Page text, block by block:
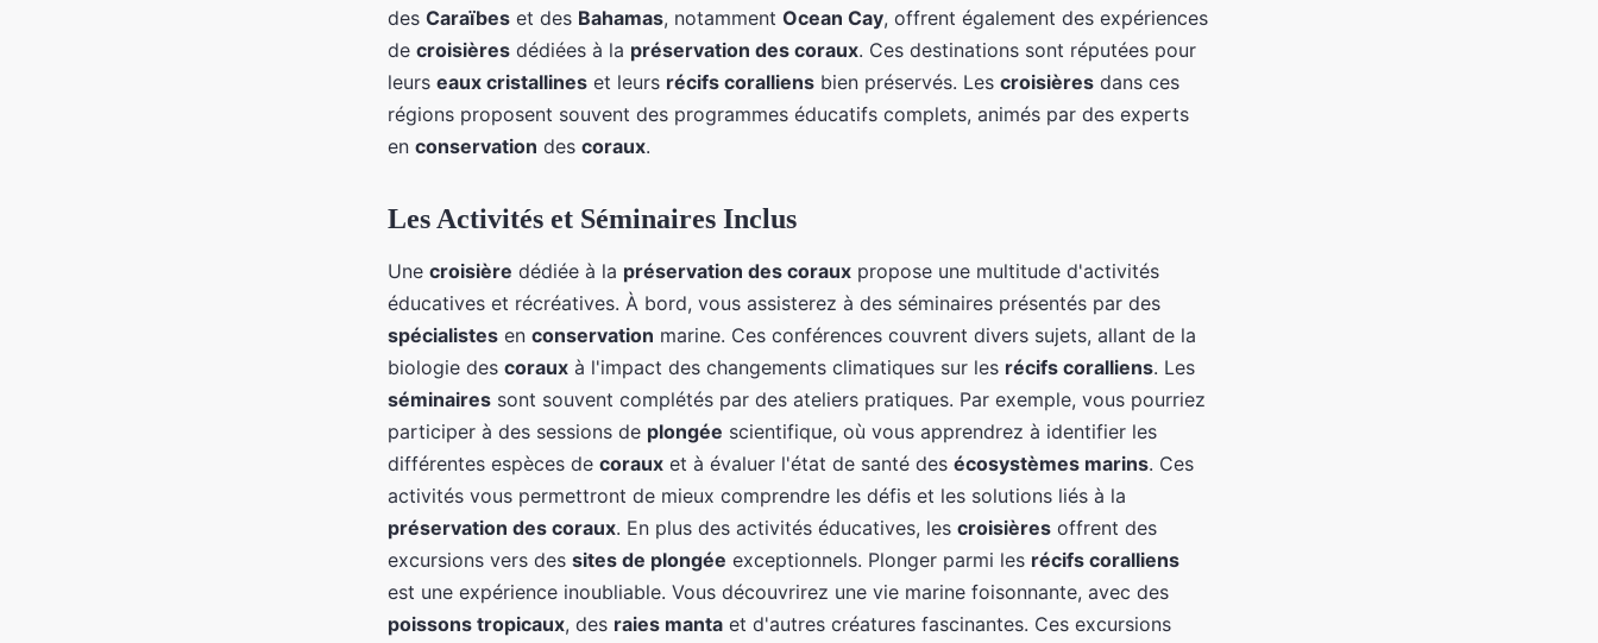
des Caraïbes et des Bahamas, notamment Ocean Cay, offrent également des expériences
de croisières dédiées à la préservation des coraux. Ces destinations sont réputées pour
leurs eaux cristallines et leurs récifs coralliens bien préservés. Les croisières dans ces
régions proposent souvent des programmes éducatifs complets, animés par des experts
en conservation des coraux.
Les Activités et Séminaires Inclus
Une croisière dédiée à la préservation des coraux propose une multitude d'activités
éducatives et récréatives. À bord, vous assisterez à des séminaires présentés par des
spécialistes en conservation marine. Ces conférences couvrent divers sujets, allant de la
biologie des coraux à l'impact des changements climatiques sur les récifs coralliens. Les
séminaires sont souvent complétés par des ateliers pratiques. Par exemple, vous pourriez
participer à des sessions de plongée scientifique, où vous apprendrez à identifier les
différentes espèces de coraux et à évaluer l'état de santé des écosystèmes marins. Ces
activités vous permettront de mieux comprendre les défis et les solutions liés à la
préservation des coraux. En plus des activités éducatives, les croisières offrent des
excursions vers des sites de plongée exceptionnels. Plonger parmi les récifs coralliens
est une expérience inoubliable. Vous découvrirez une vie marine foisonnante, avec des
poissons tropicaux, des raies manta et d'autres créatures fascinantes. Ces excursions